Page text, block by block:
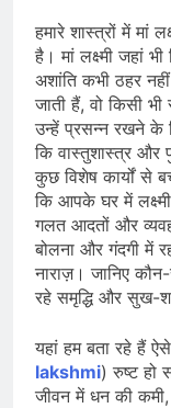
हमारे शास्त्रों में मां
है। मां लक्ष्मी जहां
अशांति कभी ठहर
जाती हैं, वो किसी
उन्हें प्रसन्न रखने के
कि वास्तुशास्त्र और
कुछ विशेष कार्यों से
कि आपके घर में
गलत आदतों और
बोलना और गंदगी में
नाराज़। जानिए
रहे समृद्धि और सुख-
यहां हम बता रहे हैं
lakshmi) रुष्ट हो
जीवन में धन की